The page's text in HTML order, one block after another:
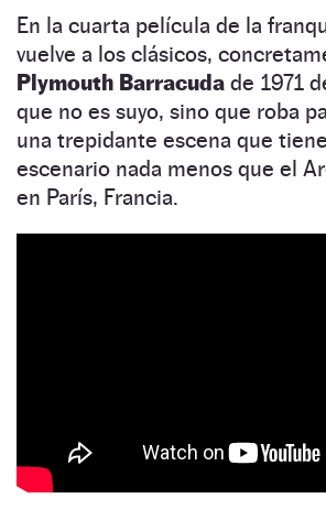
En la cuarta película de la
vuelve a los clásicos,
Plymouth Barracuda de 1971
que no es suyo, sino que roba
una trepidante escena que
escenario nada menos que el
en París, Francia.